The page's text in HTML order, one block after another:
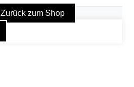
Zurück zum Shop